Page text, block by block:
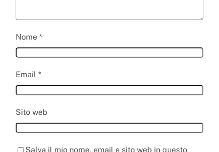
Nome *
Email *
Sito web
Salva il mio nome, email e sito web in questo